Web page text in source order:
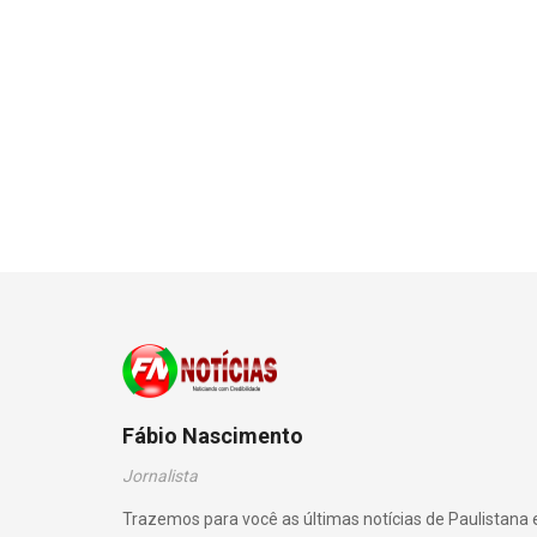
Fábio Nascimento
Jornalista
Trazemos para você as últimas notícias de Paulistana